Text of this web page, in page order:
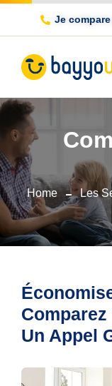
Je
Home Les
Un Appel